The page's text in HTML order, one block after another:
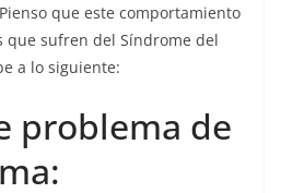
que este comportamiento
que sufren del Síndrome del
a lo siguiente:
problema de